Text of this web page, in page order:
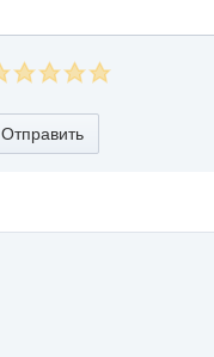
Отправить